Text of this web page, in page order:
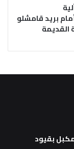
بريد قامشلو
القديمة
بقيود